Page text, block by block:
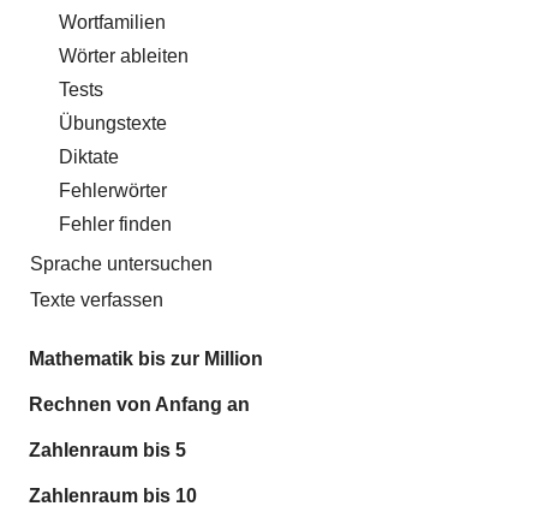
Wortfamilien
Wörter ableiten
Tests
Übungstexte
Diktate
Fehlerwörter
Fehler finden
Sprache untersuchen
Texte verfassen
Mathematik bis zur Million
Rechnen von Anfang an
Zahlenraum bis 5
Zahlenraum bis 10